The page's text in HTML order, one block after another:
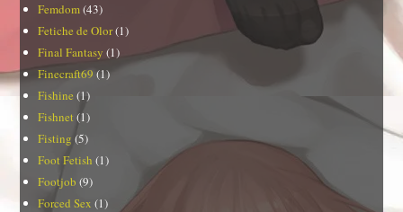
Femdom(43)
Fetiche de Olor(1)
Final Fantasy (1)
Finecraft69 (1)
Fishine (1)
Fishnet (1)
Fisting (5)
Foot Fetish (1)
Footjob (9)
Forced Sex (1)